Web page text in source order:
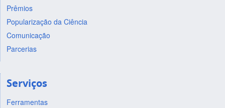
Prêmios
Popularização da Ciência
Comunicação
Parcerias
Serviços
Ferramentas